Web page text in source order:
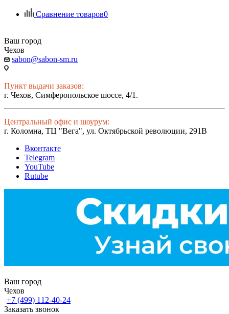
Сравнение товаров0
Ваш город
Чехов
sabon@sabon-sm.ru
Пункт выдачи заказов:
г. Чехов, Симферопольское шоссе, 4/1.
Центральный офис и шоурум:
г. Коломна, ТЦ "Вега", ул. Октябрьской революции, 291В
Вконтакте
Telegram
YouTube
Rutube
Ваш город
Чехов
+7 (499) 112-40-24
Заказать звонок